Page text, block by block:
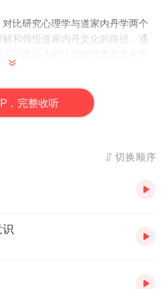
比研究心理学与道家内丹学两个
和领悟道家内丹文化的路径。通
代心理学的联系。
心灵成长中的作用及其在现代社
P，完整收听
切换顺序
识